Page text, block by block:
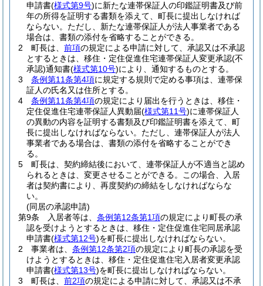
申請書(様式第9号)に新たな連帯保証人の印鑑証明書及び前
年の所得を証明する書類を添えて、町長に提出しなければ
ならない。 ただし、新たな連帯保証人が法人事業者である
場合は、書類の添付を省略することができる。
2
町長は、 前項の規定による申請に対して、承認又は不承認
とするときは、移住・定住促進住宅連帯保証人変更承認(不
承認)通知書(様式第10号)により、通知するものとする。
3
条例第11条第4項に規定する規則で定める事項は、連帯保
証人の氏名又は住所とする。
4
条例第11条第4項の規定により届出を行うときは、移住・
定住促進住宅連帯保証人異動届(様式第11号)に連帯保証人
の異動の内容を証明する書類及び印鑑証明書を添えて、町
長に提出しなければならない。 ただし、連帯保証人が法人
事業者である場合は、書類の添付を省略することができ
る。
5
町長は、契約締結後において、連帯保証人が不適当と認め
られるときは、変更させることができる。
この場合、入居
者は契約書により、再度契約の締結をしなければならな
い。
(同居の承認申請)
第9条
入居者等は、 条例第12条第1項の規定により町長の承
認を受けようとするときは、移住・定住促進住宅同居承認
申請書(様式第12号)を町長に提出しなければならない。
2
事業者は、 条例第12条第2項の規定により町長の承認を受
けようとするときは、移住・定住促進住宅入居者変更承認
申請書(様式第13号)を町長に提出しなければならない。
3
町長は、 前2項の規定による申請に対して、承認又は不承